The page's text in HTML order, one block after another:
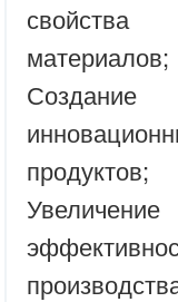
свойства
материалов;
Создание
продуктов;
Увеличение